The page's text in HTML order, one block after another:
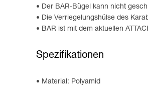
Der BAR-Bügel kann nicht
Die Verriegelungshülse des
BAR ist mit dem aktuellen
Spezifikationen
Material: Polyamid